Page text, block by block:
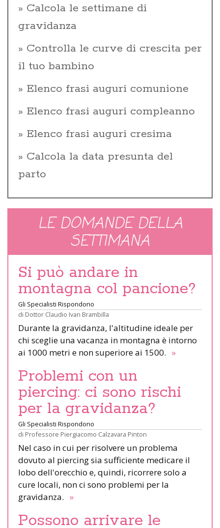
Calcola le settimane di
gravidanza
Controlla le curve di crescita per
il tuo bambino
Elenco frasi auguri comunione
Elenco frasi auguri compleanno
Elenco frasi auguri cresima
Calcola la data presunta del
parto
LE DOMANDE DELLA
SETTIMANA
Si può andare in
montagna col pancione?
Gli Specialisti Rispondono
di Dottor Claudio Ivan Brambilla
Durante la gravidanza, l'altitudine ideale per
chi sceglie una vacanza in montagna è intorno
ai 1000 metri e non superiore ai 1500. »
Problemi con un
piercing: ci sono rischi
per la gravidanza?
Gli Specialisti Rispondono
di Professore Piergiacomo Calzavara Pinton
Nel caso in cui per risolvere un problema
dovuto al piercing sia sufficiente medicare il
lobo dell'orecchio e, quindi, ricorrere solo a
cure locali, non ci sono problemi per la
gravidanza. »
Possono arrivare le